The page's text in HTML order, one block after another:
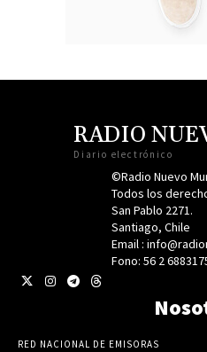
RADIO
Diario electrónico
©Radio Nuevo
Todos los
San Pablo 2271.
Santiago, Chile
Email :
Fono: 56 2
RED NACIONAL DE EMISORAS